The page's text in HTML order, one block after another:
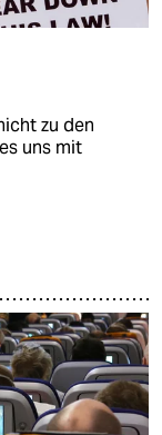
zu den
uns mit